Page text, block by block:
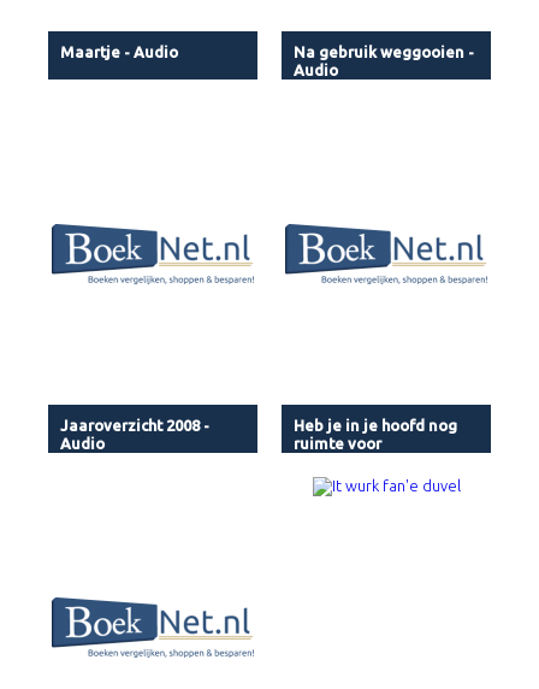
Maartje - Audio
Na gebruik weggooien -
Audio
Jaaroverzicht 2008 -
Audio
Heb je in je hoofd nog
ruimte voor
Audio